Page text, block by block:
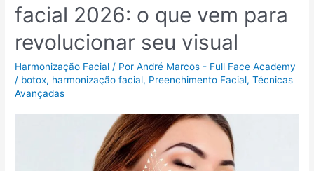
facial 2026: o que vem para
revolucionar seu visual
Harmonização Facial / PorAndré Marcos - Full Face Academy
/ botox, harmonização facial, Preenchimento Facial,Técnicas
Avançadas